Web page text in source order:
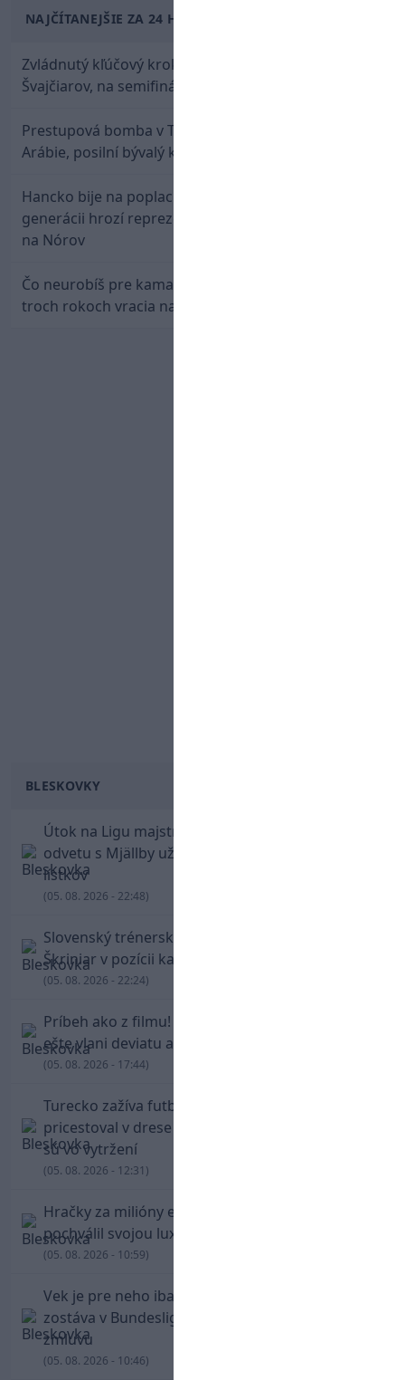
NAJČÍTANEJŠIE ZA 24 HODÍN
Zvládnutý kľúčový krok! Osemnástka zdolala
Švajčiarov, na semifinále potrebuje pomoc favorita
Prestupová bomba v Turecku! Salah nepôjde do
Arábie, posilní bývalý klub Hamšíka
Hancko bije na poplach! Zaspali sme dobu, po tejto
generácii hrozí reprezentačné prázdno. Pozrime sa
na Nórov
Čo neurobíš pre kamaráta! Marián Hossa sa po
troch rokoch vracia na ľad
BLESKOVKY
Útok na Ligu majstrov láka! Slovan hlási na
odvetu s Mjällby už viac ako 13-tisíc predaných
lístkov
(05. 08. 2026 - 22:48)
Slovenský trénerský súboj pre Borbélyho,
Škriniar v pozícii kapitána potiahol Fenerbahce
(05. 08. 2026 - 22:24)
Príbeh ako z filmu! Hrdina Slovana Kianga hral
ešte vlani deviatu anglickú ligu
(05. 08. 2026 - 17:44)
Turecko zažíva futbalové šialenstvo! Salah
pricestoval v drese Trabzonsporu, fanúšikovia
sú vo vytržení
(05. 08. 2026 - 12:31)
Hračky za milióny eur! Cristiano Ronaldo sa
pochválil svojou luxusnou zbierkou áut
(05. 08. 2026 - 10:59)
Vek je pre neho iba číslo! Štyridsaťročný Džeko
zostáva v Bundeslige, so Schalke predĺžil
zmluvu
(05. 08. 2026 - 10:46)